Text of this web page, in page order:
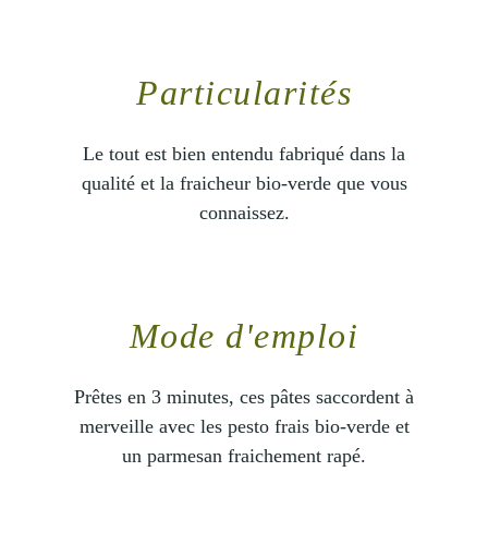
Particularités
Le tout est bien entendu fabriqué dans la
qualité et la fraicheur bio-verde que vous
connaissez.
Mode d'emploi
Prêtes en 3 minutes, ces pâtes saccordent à
merveille avec les pesto frais bio-verde et
un parmesan fraichement rapé.